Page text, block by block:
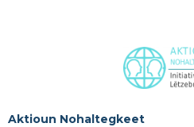
Aktioun Nohaltegkeet